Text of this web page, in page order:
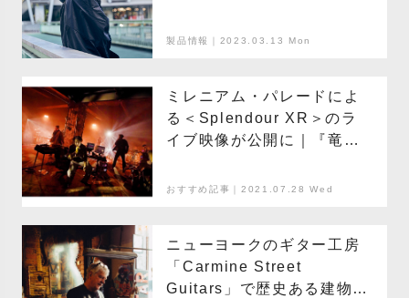
製品情報｜2023.03.13 Mon
ミレニアム・パレードによ
る＜Splendour XR＞のラ
イブ映像が公開に｜『竜と
チャートを席巻中
おすすめ記事｜2021.07.28 Wed
ニューヨークのギター工房
「Carmine Street
Guitars」で歴史ある建物の